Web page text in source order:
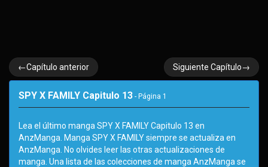
←Capítulo anterior Siguiente Capítulo→
SPY X FAMILY Capitulo 13 - Página 1
Lea el último manga SPY X FAMILY Capitulo 13 en
AnzManga. Manga SPY X FAMILY siempre se actualiza en
AnzManga. No olvides leer las otras actualizaciones de
manga. Una lista de las colecciones de manga AnzManga se